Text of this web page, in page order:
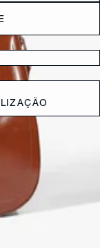
e bagcharm em
ao visual. Tem
de levar no ombro.
do dia a dia à